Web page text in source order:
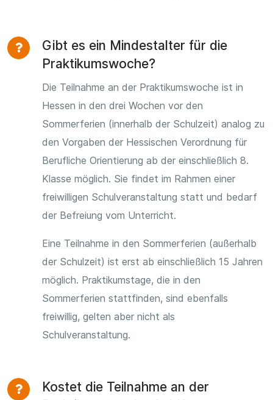
Gibt es ein Mindestalter für die
Praktikumswoche?
Die Teilnahme an der Praktikumswoche ist in
Hessen in den drei Wochen vor den
Sommerferien (innerhalb der Schulzeit) analog zu
den Vorgaben der Hessischen Verordnung für
Berufliche Orientierung ab der einschließlich 8.
Klasse möglich. Sie findet im Rahmen einer
freiwilligen Schulveranstaltung statt und bedarf
der Befreiung vom Unterricht.
Eine Teilnahme in den Sommerferien (außerhalb
der Schulzeit) ist erst ab einschließlich 15 Jahren
möglich. Praktikumstage, die in den
Sommerferien stattfinden, sind ebenfalls
freiwillig, gelten aber nicht als
Schulveranstaltung.
Kostet die Teilnahme an der